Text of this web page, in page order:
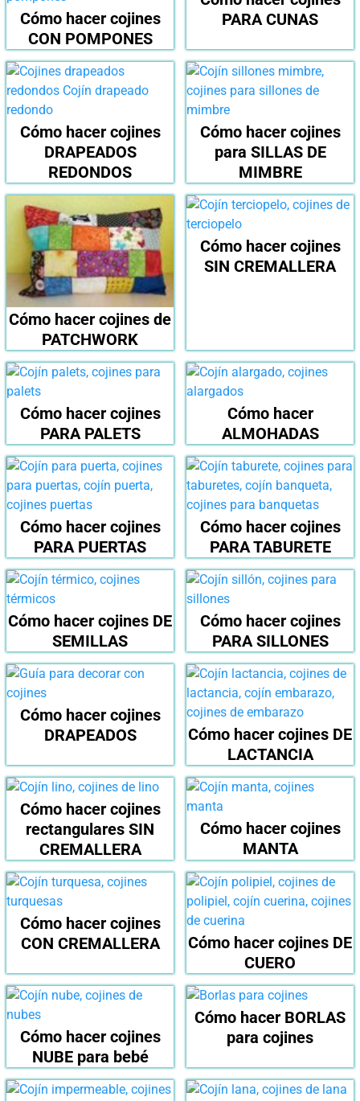
Cómo hacer cojines
CON POMPONES
PARA CUNAS
Cómo hacer cojines
DRAPEADOS
REDONDOS
Cómo hacer cojines
para SILLAS DE
MIMBRE
Cómo hacer cojines de
PATCHWORK
Cómo hacer cojines
SIN CREMALLERA
Cómo hacer cojines
PARA PALETS
Cómo hacer
ALMOHADAS
Cómo hacer cojines
PARA PUERTAS
Cómo hacer cojines
PARA TABURETE
Cómo hacer cojines DE
SEMILLAS
Cómo hacer cojines
PARA SILLONES
Cómo hacer cojines
DRAPEADOS
Cómo hacer cojines DE
LACTANCIA
Cómo hacer cojines
rectangulares SIN
CREMALLERA
Cómo hacer cojines
MANTA
Cómo hacer cojines
CON CREMALLERA
Cómo hacer cojines DE
CUERO
Cómo hacer cojines
NUBE para bebé
Cómo hacer BORLAS
para cojines